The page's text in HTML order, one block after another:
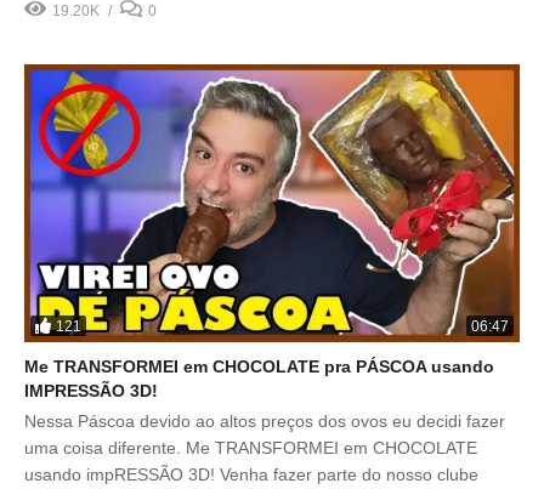
19.20K
0
121 06:47
Me TRANSFORMEI em CHOCOLATE pra PÁSCOA usando
IMPRESSÃO 3D!
Nessa Páscoa devido ao altos preços dos ovos eu decidi fazer
uma coisa diferente. Me TRANSFORMEI em CHOCOLATE
usando impRESSÃO 3D! Venha fazer parte do nosso clube